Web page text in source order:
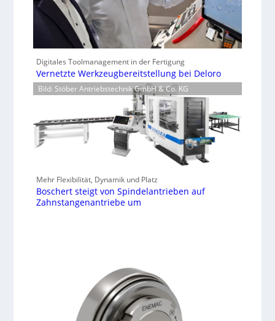
Digitales Toolmanagement in der Fertigung
Vernetzte Werkzeugbereitstellung bei Deloro
Bild: Stöber Antriebstechnik GmbH & Co. KG
Mehr Flexibilität, Dynamik und Platz
Boschert steigt von Spindelantrieben auf
Zahnstangenantriebe um